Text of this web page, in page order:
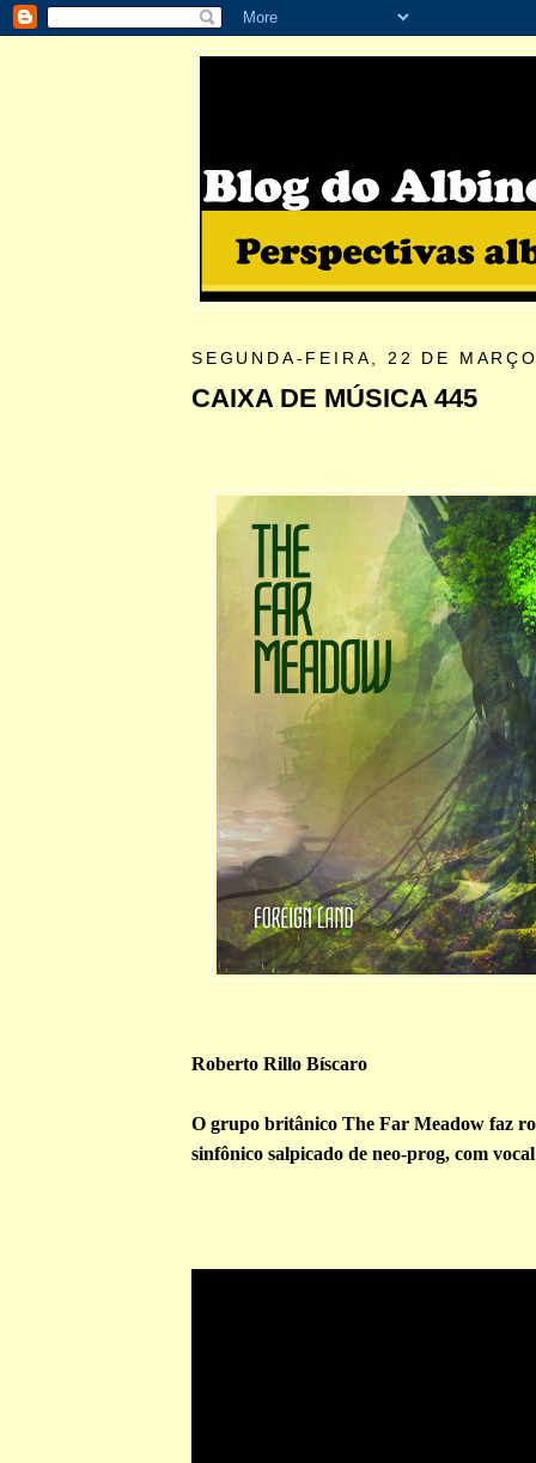
SEGUNDA-FEIRA, 22 DE
CAIXA DE MÚSICA 445
Roberto Rillo Bíscaro
O grupo britânico The Far Meadow faz
sinfônico salpicado de neo-prog, com